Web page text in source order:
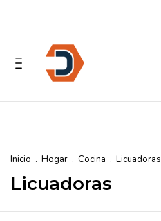
Inicio . Hogar . Cocina . Licuadoras
Licuadoras